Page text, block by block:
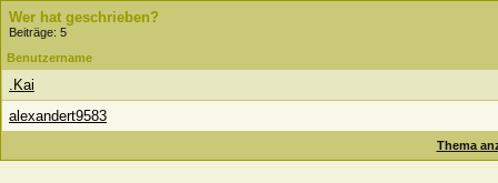
Wer hat geschrieben?
Beiträge: 5
Benutzername
.Kai
alexandert9583
Thema